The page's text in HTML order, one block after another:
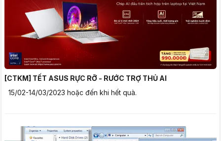
[CTKM] TẾT ASUS RỰC RỠ - RƯỚC TRỢ THỦ AI
15/02-14/03/2023 hoặc đến khi hết quà.